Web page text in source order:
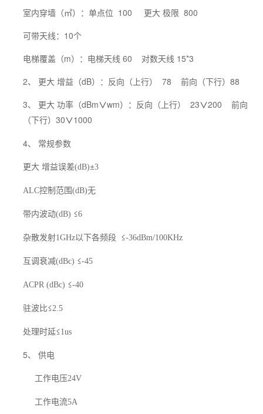
室内穿墙（㎡）：单点位 100 更大 极限 800
可带天线：10个
电梯覆盖（m）：电梯天线 60 对数天线 15*3
2、 更大 增益（dB）：反向（上行） 78 前向（下行）88
3、 更大 功率（dBm∨wm）：反向（上行） 23∨200 前向
（下行）30∨1000
4、 常规参数
更大 增益误差(dB)±3
ALC控制范围(dB)无
带内波动(dB) ≤6
杂散发射1GHz以下各频段 ≤-36dBm/100KHz
互调衰减(dBc) ≤-45
ACPR (dBc) ≤-40
驻波比≤2.5
处理时延≤1us
5、 供电
工作电压24V
工作电流5A